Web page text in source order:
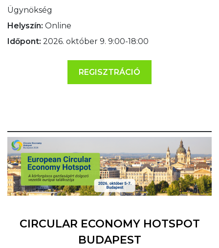
Ügynökség
Helyszín: Online
Időpont: 2026. október 9. 9:00-18:00
REGISZTRÁCIÓ
CIRCULAR ECONOMY HOTSPOT
BUDAPEST